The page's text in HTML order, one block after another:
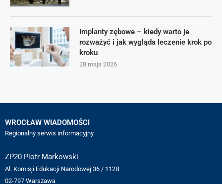
Implanty zębowe – kiedy warto je
rozważyć i jak wygląda leczenie krok po
kroku
28 maja 2026
WROCŁAW WIADOMOŚCI
Regionalny serwis informacyjny
ZP20 Piotr Markowski
Al. Komisji Edukacji Narodowej 36 / 112B
02-797 Warszawa